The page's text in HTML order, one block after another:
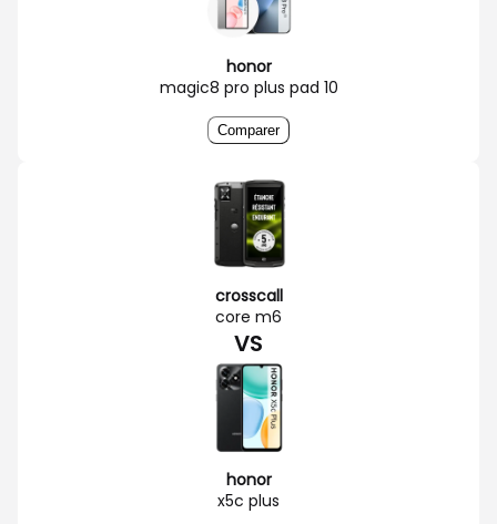
honor
magic8 pro plus pad 10
Comparer
crosscall
core m6
VS
honor
x5c plus